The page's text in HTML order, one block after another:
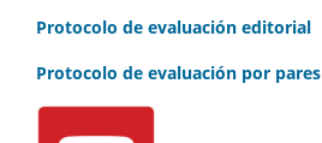
Protocolo de evaluación editorial
Protocolo de evaluación por pares